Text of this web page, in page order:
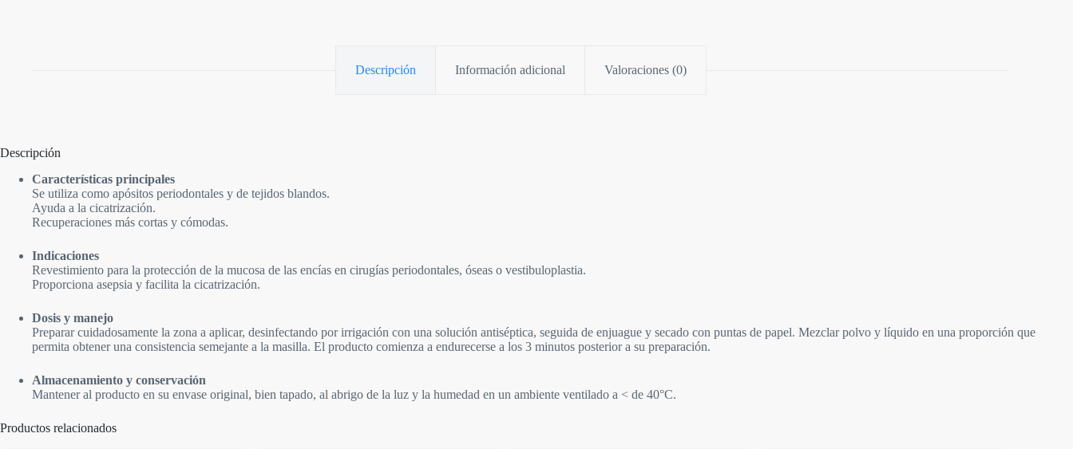
Descripción Información adicional Valoraciones (0)
Descripción
Características principales
Se utiliza como apósitos periodontales y de tejidos blandos.
Ayuda a la cicatrización.
Recuperaciones más cortas y cómodas.
Indicaciones
Revestimiento para la protección de la mucosa de las encías en cirugías periodontales, óseas o vestibuloplastia.
Proporciona asepsia y facilita la cicatrización.
Dosis y manejo
Preparar cuidadosamente la zona a aplicar, desinfectando por irrigación con una solución antiséptica, seguida de enjuague y secado con puntas de papel. Mezclar polvo y líquido en una proporción que
permita obtener una consistencia semejante a la masilla. El producto comienza a endurecerse a los 3 minutos posterior a su preparación.
Almacenamiento y conservación
Mantener al producto en su envase original, bien tapado, al abrigo de la luz y la humedad en un ambiente ventilado a < de 40°C.
Productos relacionados